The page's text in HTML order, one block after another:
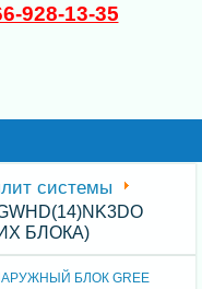
928-13-35
системы
БЛОКА)
БЛОК GREE